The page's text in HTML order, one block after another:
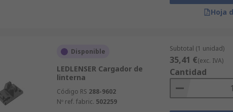
Hoja
Disponible
LEDLENSER Cargador de
linterna
Código RS 288-9602
Nº ref. fabric. 502259
Subtotal (1 unidad)
35,41 €(exc. IVA)
Cantidad